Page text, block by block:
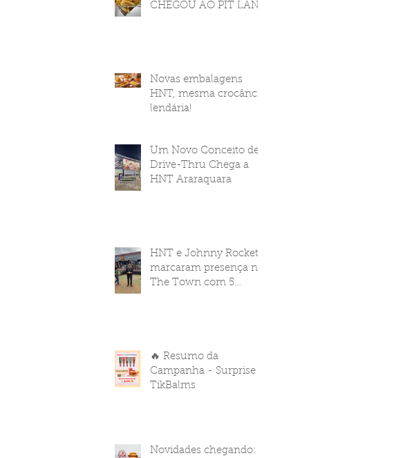
CHEGOU AO PIT LANE
Novas embalagens
HNT, mesma crocância
lendária!
Um Novo Conceito de
Drive-Thru Chega a
HNT Araraquara
HNT e Johnny Rockets
marcaram presença no
The Town com 5
🔥 Resumo da
Campanha - Surprise
TikBalms
Novidades chegando: